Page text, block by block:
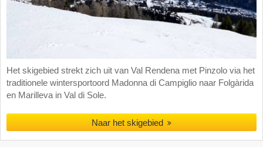
Het skigebied strekt zich uit van Val Rendena met Pinzolo via het
traditionele wintersportoord Madonna di Campiglio naar Folgàrida
en Marilleva in Val di Sole.
Naar het skigebied